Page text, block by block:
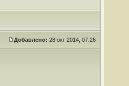
Добавлено: 28 окт 2014, 07:26